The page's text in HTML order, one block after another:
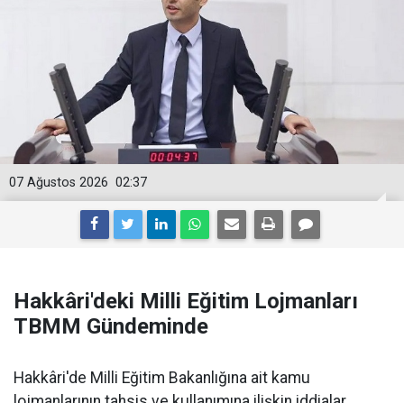
02:37
07 Ağustos 2026
Hakkâri'deki Milli Eğitim Lojmanları
TBMM Gündeminde
Hakkâri'de Milli Eğitim Bakanlığına ait kamu